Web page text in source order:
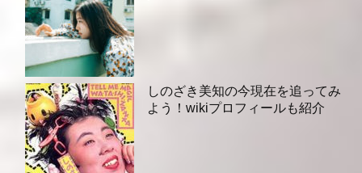
しのざき美知の今現在を追ってみ
よう！wikiプロフィールも紹介